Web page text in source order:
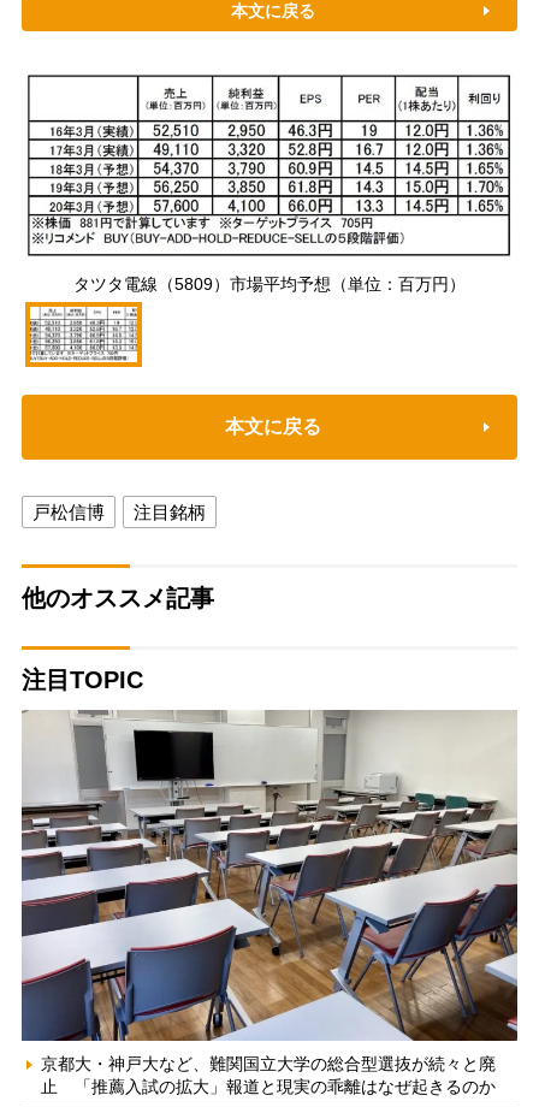
本文に戻る
タツタ電線（5809）市場平均予想（単位：百万円）
本文に戻る
戸松信博 注目銘柄
他のオススメ記事
注目TOPIC
京都大・神戸大など、難関国立大学の総合型選抜が続々と廃
止 「推薦入試の拡大」報道と現実の乖離はなぜ起きるのか